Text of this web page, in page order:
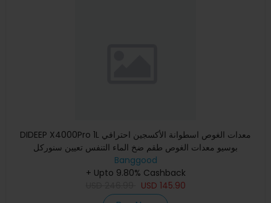
DIDEEP X4000Pro 1L معدات الغوص اسطوانة الأكسجين احترافي
بوسيو معدات الغوص طقم ضخ الماء التنفس تعيين سنوركل
Banggood
+ Upto 9.80% Cashback
USD 145.90